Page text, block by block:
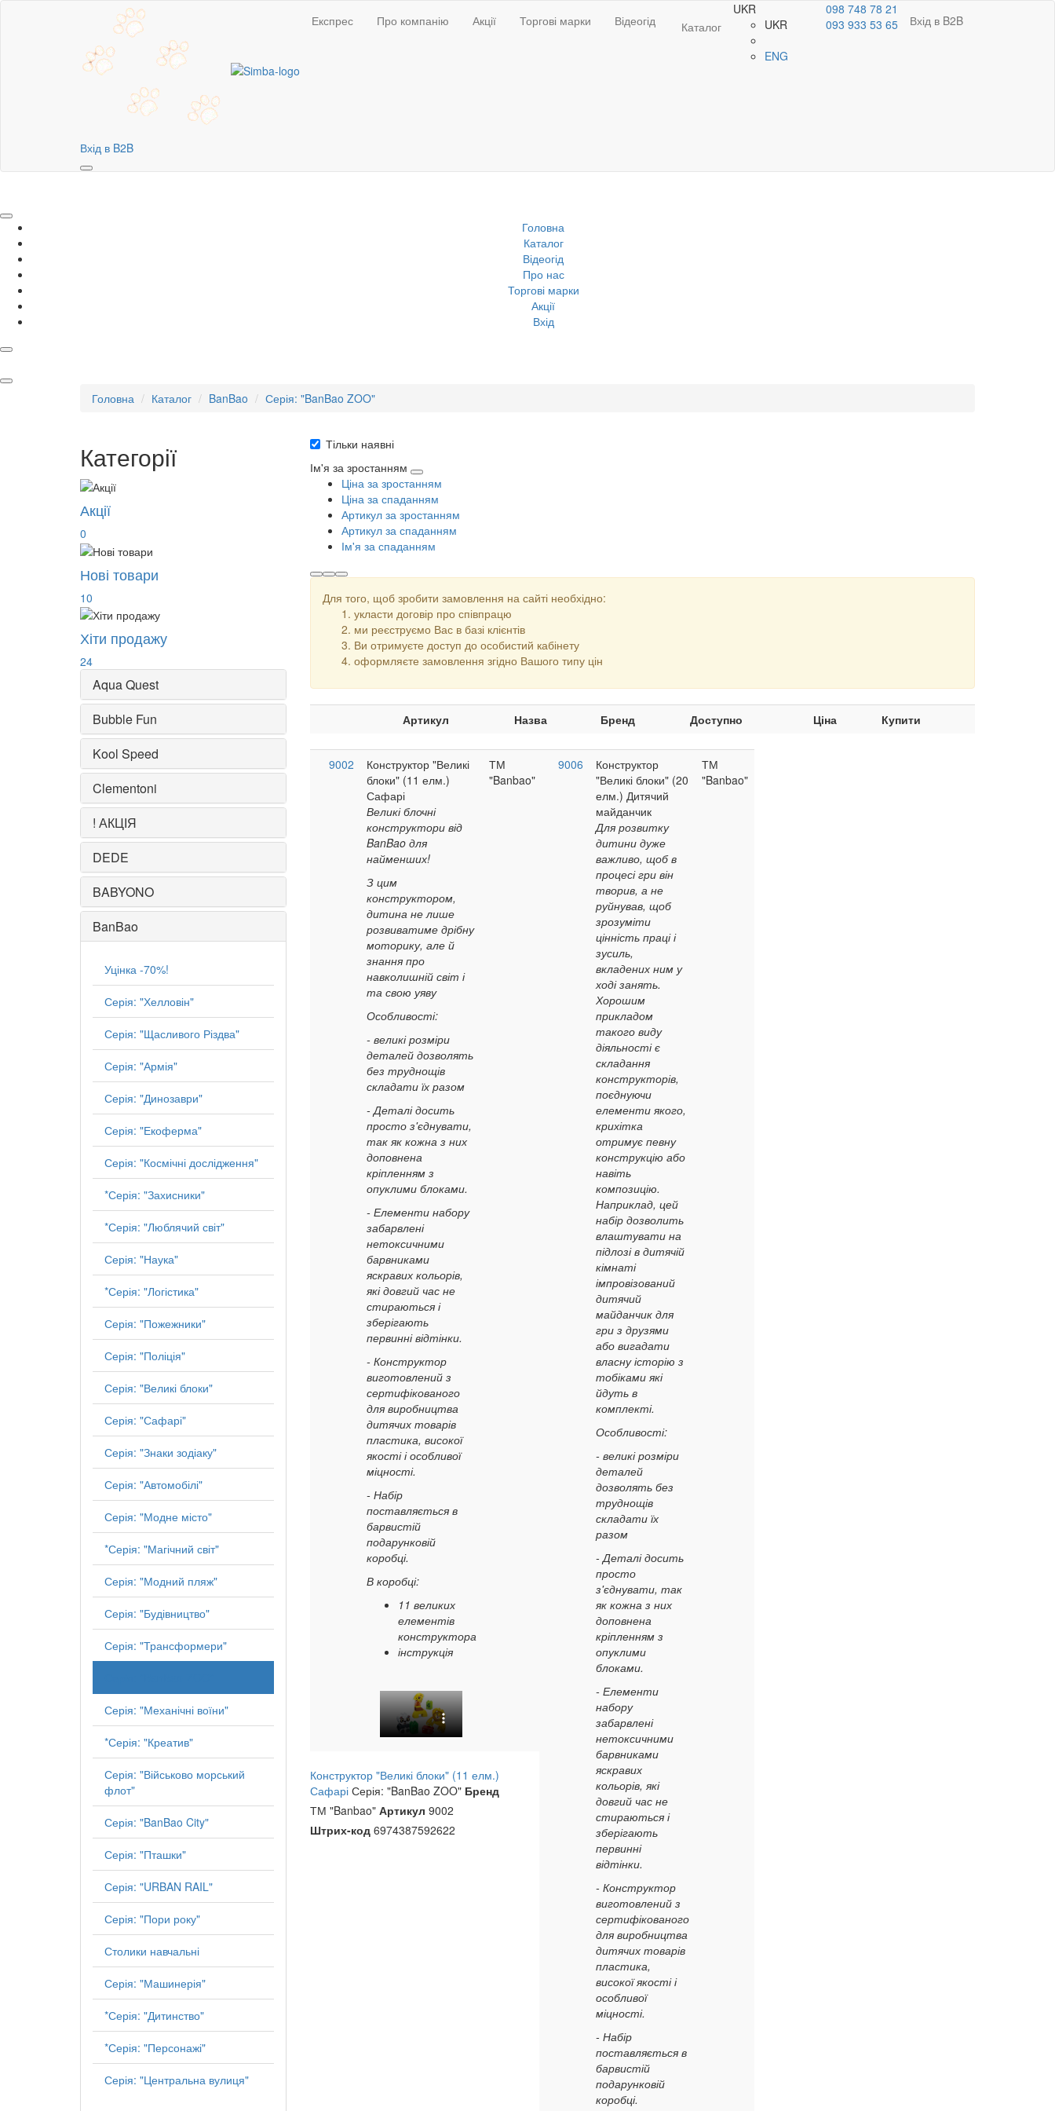
Вхід в B2B
Експрес Про компанію Акції Торгові марки Відеогід Каталог
UKR
UKR
ENG
Вхід в B2B
098 748 78 21
093 933 53 65
Головна
Каталог
Відеогід
Про нас
Торгові марки
Акції
Вхід
Головна Каталог BanBao Серія: "BanBao ZOO"
Категорії
Акції
0
Нові товари
10
Хіти продажу
24
Aqua Quest
Bubble Fun
Kool Speed
Clementoni
! АКЦІЯ
DEDE
BABYONO
BanBao
Уцінка -70%!
Серія: "Хелловін"
Серія: "Щасливого Різдва"
Серія: "Армія"
Серія: "Динозаври"
Серія: "Екоферма"
Серія: "Космічні дослідження"
*Серія: "Захисники"
*Серія: "Люблячий світ"
Серія: "Наука"
*Серія: "Логістика"
Серія: "Пожежники"
Серія: "Поліція"
Серія: "Великі блоки"
Серія: "Сафарі"
Серія: "Знаки зодіаку"
Серія: "Автомобілі"
Серія: "Модне місто"
*Серія: "Магічний світ"
Серія: "Модний пляж"
Серія: "Будівництво"
Серія: "Трансформери"
Серія: "Механічні воїни"
*Серія: "Креатив"
Серія: "Військово морський
флот"
Серія: "BanBao City"
Серія: "Пташки"
Серія: "URBAN RAIL"
Серія: "Пори року"
Столики навчальні
Серія: "Машинерія"
*Серія: "Дитинство"
*Серія: "Персонажі"
Серія: "Центральна вулиця"
Тільки наявні
Ім'я за зростанням
Ціна за зростанням
Ціна за спаданням
Артикул за зростанням
Артикул за спаданням
Ім'я за спаданням
Для того, щоб зробити замовлення на сайті необхідно:
укласти договір про співпрацю
ми реєструємо Вас в базі клієнтів
Ви отримуєте доступ до особистий кабінету
оформляєте замовлення згідно Вашого типу цін
Артикул Назва Бренд Доступно Ціна Купити
9002
Конструктор "Великі
блоки" (11 елм.)
Сафарі
Великі блочні
конструктори від
BanBao для
найменших!
З цим
конструктором,
дитина не лише
розвиватиме дрібну
моторику, але й
знання про
навколишній світ і
та свою уяву
Особливості:
- великі розміри
деталей дозволять
без труднощів
складати їх разом
- Деталі досить
просто з'єднувати,
так як кожна з них
доповнена
кріпленням з
опуклими блоками.
- Елементи набору
забарвлені
нетоксичними
барвниками
яскравих кольорів,
які довгий час не
стираються і
зберігають
первинні відтінки.
- Конструктор
виготовлений з
сертифікованого
для виробництва
дитячих товарів
пластика, високої
якості і особливої
міцності.
- Набір
поставляється в
барвистій
подарунковій
коробці.
В коробці:
11 великих
елементів
конструктора
інструкція
ТМ
"Banbao"
Конструктор "Великі блоки" (11 елм.)
Сафарі Серія: "BanBao ZOO" Бренд
ТМ "Banbao" Артикул 9002
Штрих-код6974387592622
9006
Конструктор
"Великі блоки" (20
елм.) Дитячий
майданчик
Для розвитку
дитини дуже
важливо, щоб в
процесі гри він
творив, а не
руйнував, щоб
зрозуміти
цінність праці і
зусиль,
вкладених ним у
ході занять.
Хорошим
прикладом
такого виду
діяльності є
складання
конструкторів,
поєднуючи
елементи якого,
крихітка
отримує певну
конструкцію або
навіть
композицію.
Наприклад, цей
набір дозволить
влаштувати на
підлозі в дитячій
кімнаті
імпровізований
дитячий
майданчик для
гри з друзями
або вигадати
власну історію з
тобіками які
йдуть в
комплекті.
Особливості:
- великі розміри
деталей
дозволять без
труднощів
складати їх
разом
- Деталі досить
просто
з'єднувати, так
як кожна з них
доповнена
кріпленням з
опуклими
блоками.
- Елементи
набору
забарвлені
нетоксичними
барвниками
яскравих
кольорів, які
довгий час не
стираються і
зберігають
первинні
відтінки.
- Конструктор
виготовлений з
сертифікованого
для виробництва
дитячих товарів
пластика,
високої якості і
особливої
міцності.
- Набір
поставляється в
барвистій
подарунковій
коробці.
ТМ
"Banbao"